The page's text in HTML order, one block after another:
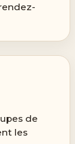
de
les